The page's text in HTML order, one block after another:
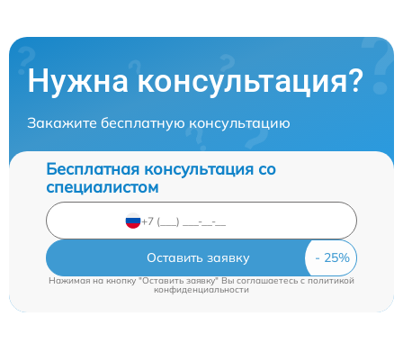
Нужна консультация?
Закажите бесплатную консультацию
Бесплатная консультация со
специалистом
Оставить заявку
Нажимая на кнопку "Оставить заявку" Вы соглашаетесь c политикой
конфиденциальности